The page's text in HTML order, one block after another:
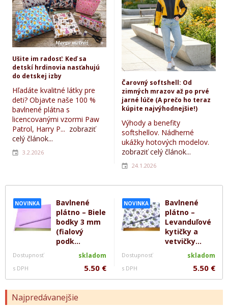
NOVINKA
Bavlnené
plátno – Biele
bodky 3 mm
(fialový
podk...
Dostupnosť skladom
s DPH 5.50 €
NOVINKA
Bavlnené
plátno –
Levanduľové
kytičky a
vetvičky...
Dostupnosť skladom
s DPH 5.50 €
Najpredávanejšie
Ušite im radosť: Keď sa
detskí hrdinovia nasťahujú
do detskej izby
Hľadáte kvalitné látky pre
deti? Objavte naše 100 %
bavlnené plátna s
licencovanými vzormi Paw
Patrol, Harry P... zobraziť
celý článok...
3.2.2026
Čarovný softshell: Od
zimných mrazov až po prvé
jarné lúče (A prečo ho teraz
kúpite najvýhodnejšie!)
Výhody a benefity
softshellov. Nádherné
ukážky hotových modelov.
zobraziť celý článok...
24.1.2026